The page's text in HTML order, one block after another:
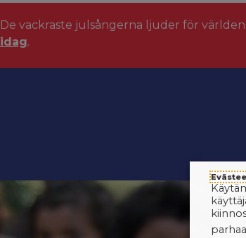
De vackraste julsångerna ljuder för
idag.